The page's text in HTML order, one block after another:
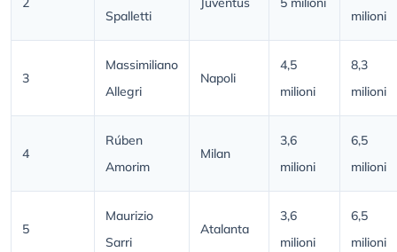
Spalletti
milioni
3
Massimiliano
Allegri
Napoli
4,5
milioni
8,3
milioni
4
Rúben
Amorim
Milan
3,6
milioni
6,5
milioni
5
Maurizio
Sarri
Atalanta
3,6
milioni
6,5
milioni